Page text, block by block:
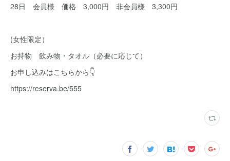
28日 会員様 価格 3,000円 非会員様 3,300円
(女性限定）
お持物 飲み物・タオル（必要に応じて）
お申し込みはこちらから👇
https://reserva.be/555